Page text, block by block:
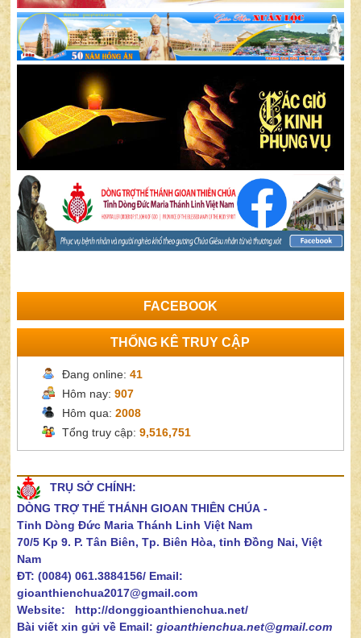
FACEBOOK
THỐNG KÊ TRUY CẬP
Đang online:41
Hôm nay:907
Hôm qua:2008
Tổng truy cập:9,516,751
TRỤ SỞ CHÍNH:
DÒNG TRỢ THẾ THÁNH GIOAN THIÊN CHÚA -
Tỉnh Dòng Đức Maria Thánh Linh Việt Nam
70/5 Kp 9. P. Tân Biên, Tp. Biên Hòa, tỉnh Đồng Nai, Việt
Nam
ĐT: (0084) 061.3884156/ Email:
gioanthienchua2017@gmail.com
Website: http://donggioanthienchua.net/
Bài viết xin gửi về Email:gioanthienchua.net@gmail.com